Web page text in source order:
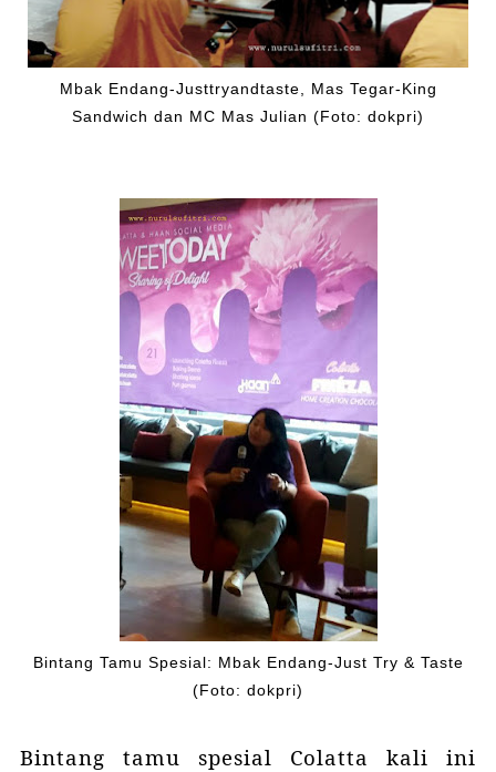
Mbak Endang-Justtryandtaste, Mas Tegar-King
Sandwich dan MC Mas Julian (Foto: dokpri)
Bintang Tamu Spesial: Mbak Endang-Just Try & Taste
(Foto: dokpri)
Bintang tamu spesial Colatta kali ini